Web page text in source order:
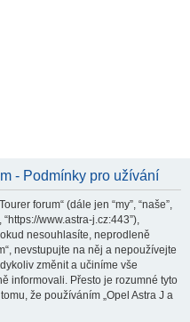
- Podmínky pro užívání
forum“ (dále jen “my”, “naše”,
“https://www.astra-j.cz:443”),
nesouhlasíte, neprodleně
nevstupujte na něj a nepoužívejte
změnit a učiníme vše
informovali. Přesto je rozumné tyto
že používáním „Opel Astra J a